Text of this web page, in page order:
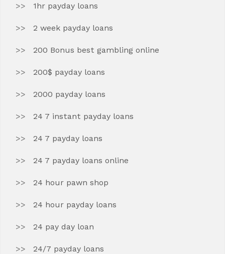
1hr payday loans
2 week payday loans
200 Bonus best gambling online
200$ payday loans
2000 payday loans
24 7 instant payday loans
24 7 payday loans
24 7 payday loans online
24 hour pawn shop
24 hour payday loans
24 pay day loan
24/7 payday loans